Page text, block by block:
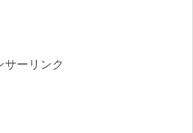
サーリンク